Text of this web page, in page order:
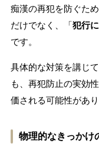
痴漢の再犯を防ぐた
だけでなく、「犯行
です。
具体的な対策を講じ
も、再犯防止の実効
価される可能性があり
物理的なきっかけ